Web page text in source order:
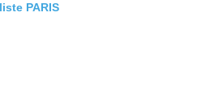
PARIS